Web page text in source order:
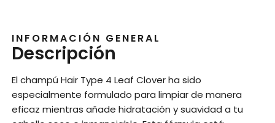
INFORMACIÓN GENERAL
Descripción
El champú Hair Type 4 Leaf Clover ha sido
especialmente formulado para limpiar de manera
eficaz mientras añade hidratación y suavidad a tu